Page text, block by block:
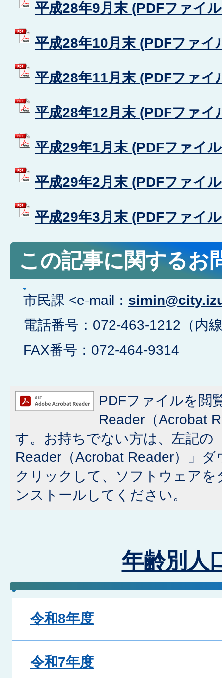
平成28年9月末 (PDFファイ
平成28年10月末 (PDFファイ
平成28年11月末 (PDFファイ
平成28年12月末 (PDFファイ
平成29年1月末 (PDFファイ
平成29年2月末 (PDFファイ
平成29年3月末 (PDFファイ
この記事に関するお
市民課 <e-mail：
電話番号：072-463-1212（内
FAX番号：072-464-9314
PDFファイルを閲
Reader（Acrobat
す。お持ちでない方は、左記の
Reader（Acrobat Reader）」
クリックして、ソフトウェア
ンストールしてください。
年齢別人
令和8年度
令和7年度